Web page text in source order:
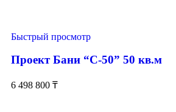
Быстрый просмотр
Проект Бани “С-50” 50 кв.м
6 498 800 ₸